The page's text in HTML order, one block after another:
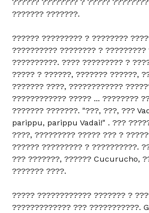
?????? ???????? ? ?????
??????? ???????.
?????? ????????? ? ????????
?????????? ???????? ? ?????????
??????????. ???? ????????? ?
????? ? ??????, ??????? ??????,
??????? ????, ????????????
???????????? ????? ... ????????
??????? ???????. "???, ???, ???
parippu, parippu Vadai!" . ???
????, ????????? ????? ??? ?
?????? ????????? ? ??????????.
??? ???????, ?????? Cucurucho,
??????? ????.
????? ???????????? ??????? ?
????????????? ??? ???????????.